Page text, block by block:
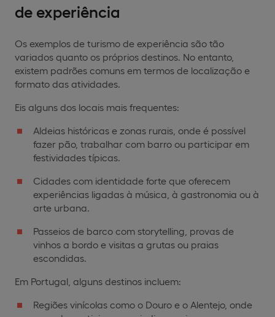
de experiência
Os exemplos de turismo de experiência são tão
variados quanto os próprios destinos. No entanto,
existem padrões comuns em termos de localização e
formato das atividades.
Eis alguns dos locais mais frequentes:
Aldeias históricas e zonas rurais, onde é possível
fazer pão, trabalhar com barro ou participar em
festividades típicas.
Cidades com identidade forte que oferecem
experiências ligadas à música, à gastronomia ou à
arte urbana.
Passeios de barco com storytelling, provas de
vinhos a bordo e visitas a grutas ou praias
escondidas.
Em Portugal, alguns destinos incluem:
Regiões vinícolas como o Douro e o Alentejo, onde